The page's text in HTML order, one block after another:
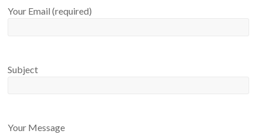
Your Email (required)
Subject
Your Message